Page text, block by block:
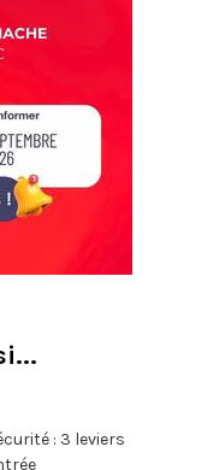
: 3 leviers